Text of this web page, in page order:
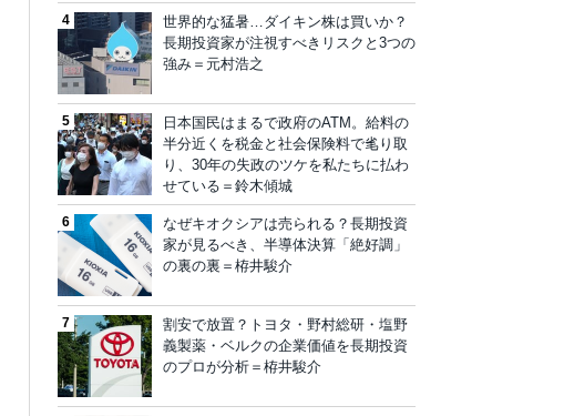
世界的な猛暑…ダイキン株は買いか？
長期投資家が注視すべきリスクと3つの
強み＝元村浩之
日本国民はまるで政府のATM。給料の
半分近くを税金と社会保険料で毟り取
り、30年の失政のツケを私たちに払わ
せている＝鈴木傾城
なぜキオクシアは売られる？長期投資
家が見るべき、半導体決算「絶好調」
の裏の裏＝栫井駿介
割安で放置？トヨタ・野村総研・塩野
義製薬・ベルクの企業価値を長期投資
のプロが分析＝栫井駿介